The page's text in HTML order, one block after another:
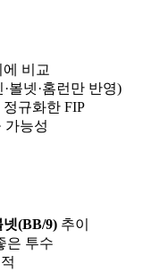
비교
볼넷·홈런만 반영)
규화한 FIP
가능성
넷(BB/9) 추이
은 투수